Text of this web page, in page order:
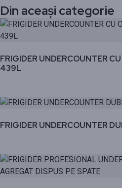
Din aceași categorie
FRIGIDER UNDERCOUNTER
439L
FRIGIDER UNDERCOUNTER